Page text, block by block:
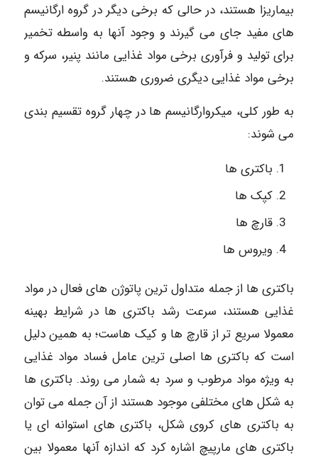
بیماریزا هستند، در حالی که برخی دیگر در گروه ارگانیسم
های مفید جای می گیرند و وجود آنها به واسطه تخمیر
برای تولید و فرآوری برخی مواد غذایی مانند پنیر، سرکه و
برخی مواد غذایی دیگری ضروری هستند.
به طور کلی، میکروارگانیسم ها در چهار گروه تقسیم بندی
می شوند:
باکتری ها
کپک ها
قارچ ها
ویروس ها
باکتری ها از جمله متداول ترین پاتوژن های فعال در مواد
غذایی هستند، سرعت رشد باکتری ها در شرایط بهینه
معمولا سریع تر از قارچ ها و کیک هاست؛ به همین دلیل
است که باکتری ها اصلی ترین عامل فساد مواد غذایی
به ویژه مواد مرطوب و سرد به شمار می روند. باکتری ها
به شکل های مختلفی موجود هستند از آن جمله می توان
به باکتری های کروی شکل، باکتری های استوانه ای یا
باکتری های مارپیچ اشاره کرد که اندازه آنها معمولا بین